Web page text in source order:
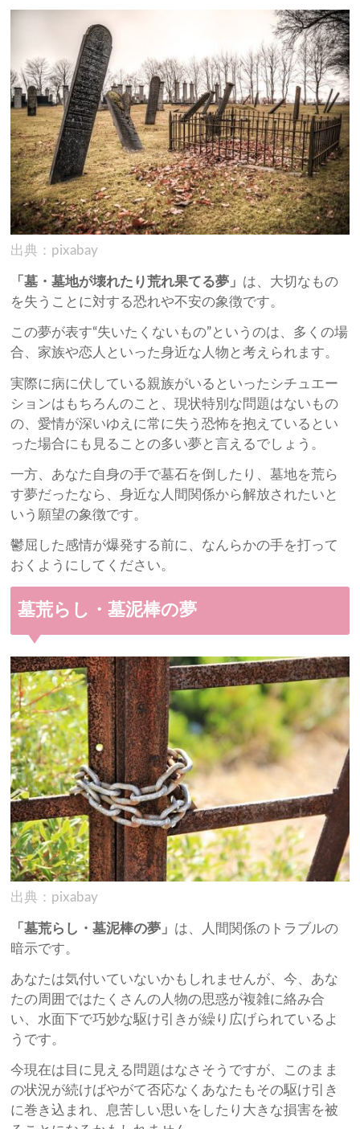
出典：pixabay
「墓・墓地が壊れたり荒れ果てる夢」 は、大切なもの
を失うことに対する恐れや不安の象徴です。
この夢が表す“失いたくないもの”というのは、多くの場
合、家族や恋人といった身近な人物と考えられます。
実際に病に伏している親族がいるといったシチュエー
ションはもちろんのこと、現状特別な問題はないもの
の、愛情が深いゆえに常に失う恐怖を抱えているとい
った場合にも見ることの多い夢と言えるでしょう。
一方、あなた自身の手で墓石を倒したり、墓地を荒ら
す夢だったなら、身近な人間関係から解放されたいと
いう願望の象徴です。
鬱屈した感情が爆発する前に、なんらかの手を打って
おくようにしてください。
墓荒らし・墓泥棒の夢
出典：pixabay
「墓荒らし・墓泥棒の夢」 は、人間関係のトラブルの
暗示です。
あなたは気付いていないかもしれませんが、今、あな
たの周囲ではたくさんの人物の思惑が複雑に絡み合
い、水面下で巧妙な駆け引きが繰り広げられているよ
うです。
今現在は目に見える問題はなさそうですが、このまま
の状況が続けばやがて否応なくあなたもその駆け引き
に巻き込まれ、息苦しい思いをしたり大きな損害を被